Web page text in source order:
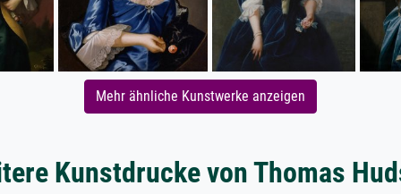
Mehr ähnliche Kunstwerke anzeigen
Kunstdrucke von Thomas